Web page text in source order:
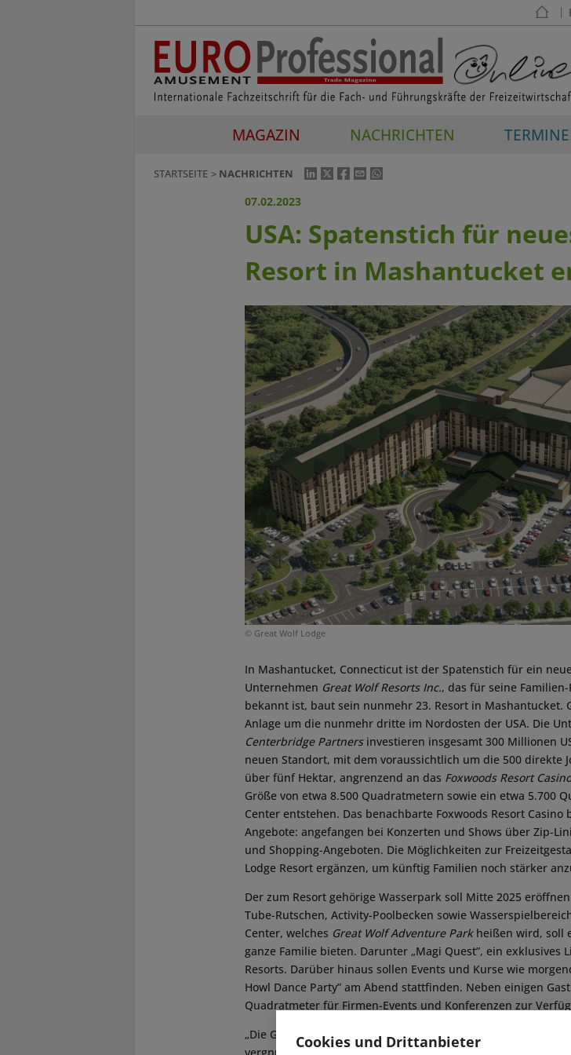
Cookies und Drittanbieter
MAGAZIN NACHRICHTEN TERMINE
STARTSEITE NACHRICHTEN
07.02.2023
USA: Spatenstich für
Resort in Mashantucket
© Great Wolf Lodge
In Mashantucket, Connecticut ist der Spatenstich für ein
Unternehmen Great Wolf Resorts Inc., das für seine
bekannt ist, baut sein nunmehr 23. Resort in Mashantucket.
Anlage um die nunmehr dritte im Nordosten der USA. Die
Centerbridge Partnersinvestieren insgesamt 300 Millionen
neuen Standort, mit dem voraussichtlich um die 500 direkte
über fünf Hektar, angrenzend an das Foxwoods Resort Casino
Größe von etwa 8.500 Quadratmetern sowie ein etwa 5.700
Center entstehen. Das benachbarte Foxwoods Resort
Angebote: angefangen bei Konzerten und Shows über Zip-
und Shopping-Angeboten. Die Möglichkeiten zur
Lodge Resort ergänzen, um künftig Familien noch stärker
Der zum Resort gehörige Wasserpark soll Mitte 2025
Tube-Rutschen, Activity-Poolbecken sowie
Center, welches Great Wolf Adventure Parkheißen wird, soll
ganze Familie bieten. Darunter „Magi Quest”, ein exklusives
Resorts. Darüber hinaus sollen Events und Kurse wie
Howl Dance Party” am Abend stattfinden. Neben einigen
Quadratmeter für Firmen-Events und Konferenzen zur
„Die Great Wolf Lodge lädt Familien ein, gemeinsam eine